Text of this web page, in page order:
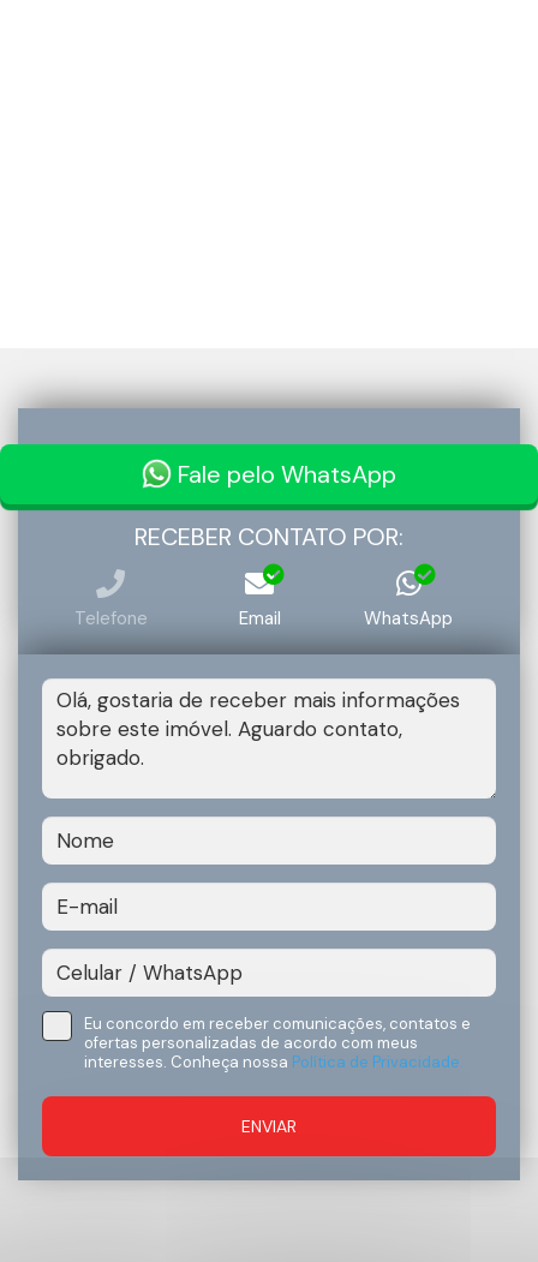
RECEBER CONTATO POR:
Telefone Email WhatsApp
Eu concordo em receber comunicações, contatos e
ofertas personalizadas de acordo com meus
interesses. Conheça nossa Política de Privacidade.
ENVIAR
Fale pelo WhatsApp